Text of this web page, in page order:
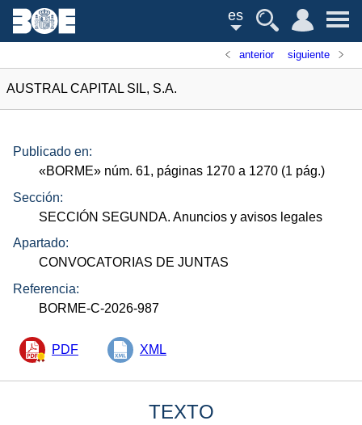
es
anterior siguiente
AUSTRAL CAPITAL SIL, S.A.
Publicado en:
«BORME» núm. 61, páginas 1270 a 1270 (1 pág.)
Sección:
SECCIÓN SEGUNDA. Anuncios y avisos legales
Apartado:
CONVOCATORIAS DE JUNTAS
Referencia:
BORME-C-2026-987
PDF XML
TEXTO